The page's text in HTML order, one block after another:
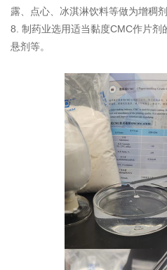
露、点心、冰淇淋饮料等做为增稠
8. 制药业选用适当黏度CMC作片剂
悬剂等。